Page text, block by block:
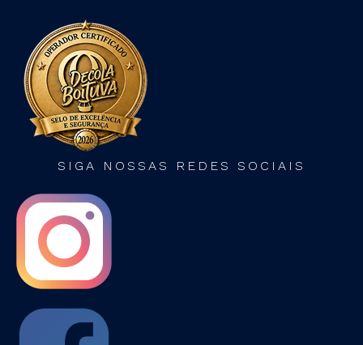
SIGA NOSSAS REDES SOCIAIS